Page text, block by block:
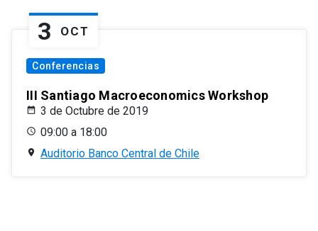
3 OCT
Conferencias
III Santiago Macroeconomics Workshop
3 de Octubre de 2019
09:00 a 18:00
Auditorio Banco Central de Chile